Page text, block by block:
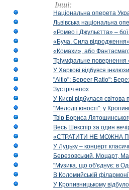
Інші:
Національна оперета
Львівська національна
«Ромео і Джульєтта» –
«Буча. Сила
«Комахи», або
Тріумфальне повернення
У Харкові відбувся
"Altio": Береer Ratio":
Зустріч епох
У Києві відбулася
"Мелодії юності": у
Твір Бориса
Весь Шекспір за один
«СТРАТИТИ НЕ МОЖНА
У Луцьку – концерт
Березовський, Моцарт,
"Музика, що об'єднує: в
В Коломийській
У Кропивницькому